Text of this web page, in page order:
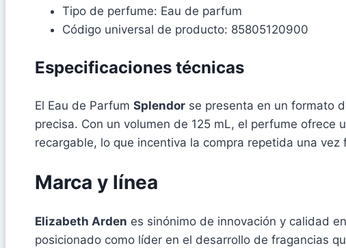
Tipo de perfume: Eau de parfum
Código universal de producto: 85805120900
Especificaciones técnicas
El Eau de Parfum Splendor se presenta en un formato
precisa. Con un volumen de 125 mL, el perfume
recargable, lo que incentiva la compra repetida una vez
Marca y línea
Elizabeth Arden es sinónimo de innovación y calidad
posicionado como líder en el desarrollo de fragancias